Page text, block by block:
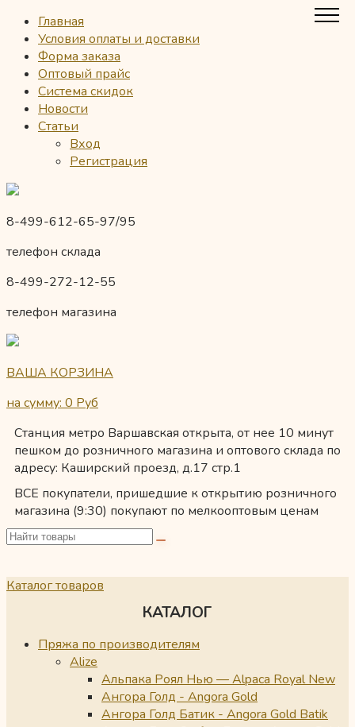
Главная
Условия оплаты и доставки
Форма заказа
Оптовый прайс
Система скидок
Новости
Статьи
Вход
Регистрация
8-499-612-65-97/95
телефон склада
8-499-272-12-55
телефон магазина
ВАША КОРЗИНА
на сумму: 0 Руб
Станция метро Варшавская открыта, от нее 10 минут
пешком до розничного магазина и оптового склада по
адресу: Каширский проезд, д.17 стр.1
ВСЕ покупатели, пришедшие к открытию розничного
магазина (9:30) покупают по мелкооптовым ценам
Каталог товаров
КАТАЛОГ
Пряжа по производителям
Alize
Альпака Роял Нью — Alpaca Royal New
Ангора Голд - Angora Gold
Ангора Голд Батик - Angora Gold Batik